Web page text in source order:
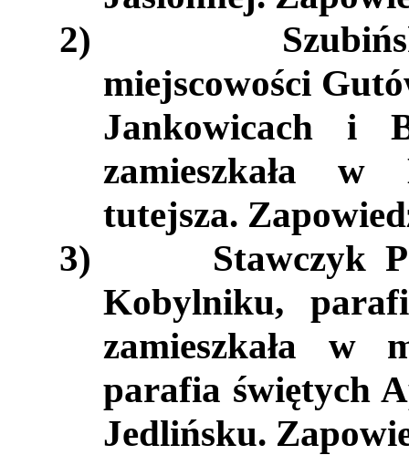
2)
miejscowości
Jankowicach i
zamieszkała
tutejsza.
3)
Stawczyk
Kobylniku,
zamieszkała w
parafia świętych
Jedlińsku.